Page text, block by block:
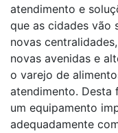
atendimento e
que as cidades vão
novas
novas avenidas e
o varejo de
atendimento. Desta
um equipamento
adequadamente